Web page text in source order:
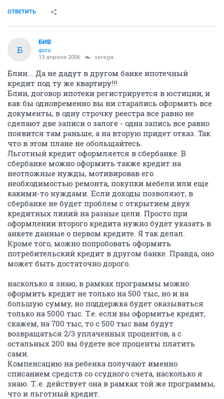
ОТВЕТИТЬ
Б
БИВ
guru
13 апреля 2006 serega
Блин... Да не дадут в другом банке ипотечный
кредит под ту же квартиру!!!
Блин, договор ипотеки регистрируется в юстиции, и
как бы одновременно вы ни старались оформить все
документы, в одну строчку реестра все равно не
сделают две записи о залоге - одна запись все равно
появится там раньше, а на вторую придет отказ. Так
что в этом плане не обольщайтесь.
Льготный кредит оформляется в сбербанке. В
сбербанке можно оформить также кредит на
неотложные нужды, мотивировав его
необходимостью ремонта, покупки мебели или еще
какими-то нуждами. Если доходы позволяют, в
сбербанке не будет проблем с открытием двух
кредитных линий на разные цели. Просто при
оформлении второго кредита нужно будет указать в
анкете данные о первом кредите. Я так делал.
Кроме того, можно попробовать оформить
потребительский кредит в другом банке. Правда, оно
может быть достаточно дорого.
насколько я знаю, в рамках программы можно
оформить кредит не только на 500 тыс, но и на
большую сумму, но поддержка будет оказываться
только на 5000 тыс. Т.е. если вы оформитье кредит,
скажем, на 700 тыс, то с 500 тыс вам будут
возвращаться 2/3 уплаченных процентов, а с
остальных 200 вы будете все проценты платить
сами.
Компенсацию на ребенка получают именно
списанием средств со ссудного счета, насколько я
знаю. Т..е. действует она в рамках той же программы,
что и льготный кредит.